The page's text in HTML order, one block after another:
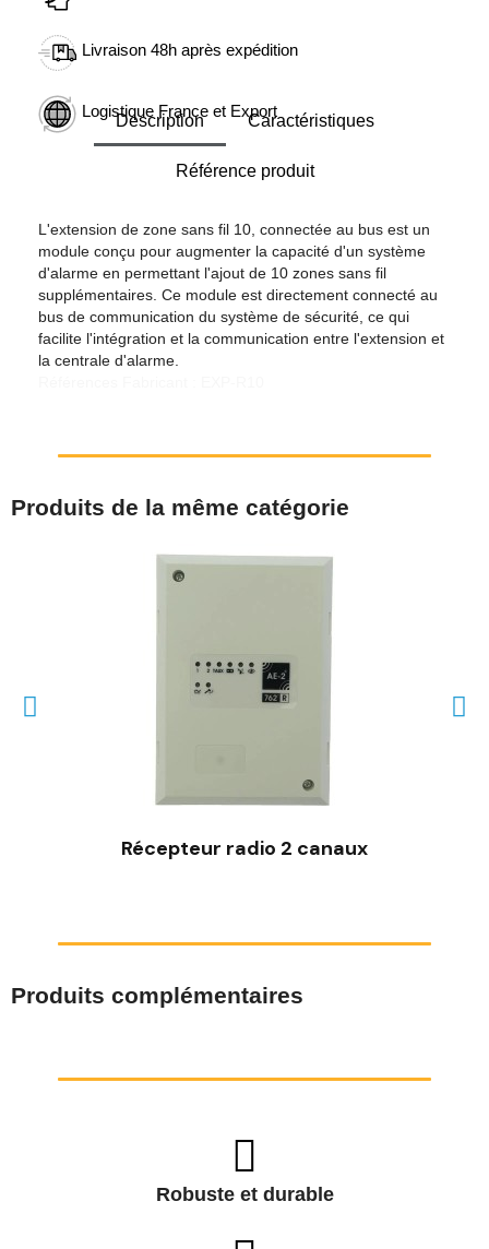
Livraison 48h après expédition
Logistique France et Export
Description Caractéristiques
Référence produit
L'extension de zone sans fil 10, connectée au bus est un
module conçu pour augmenter la capacité d'un système
d'alarme en permettant l'ajout de 10 zones sans fil
supplémentaires. Ce module est directement connecté au
bus de communication du système de sécurité, ce qui
facilite l'intégration et la communication entre l'extension et
la centrale d'alarme.
Produits de la même catégorie
Récepteur radio 2 canaux
Produits complémentaires
Robuste et durable